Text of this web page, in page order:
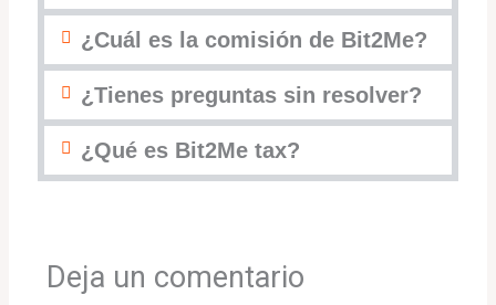
¿Cuál es la comisión de Bit2Me?
¿Tienes preguntas sin resolver?
¿Qué es Bit2Me tax?
Deja un comentario